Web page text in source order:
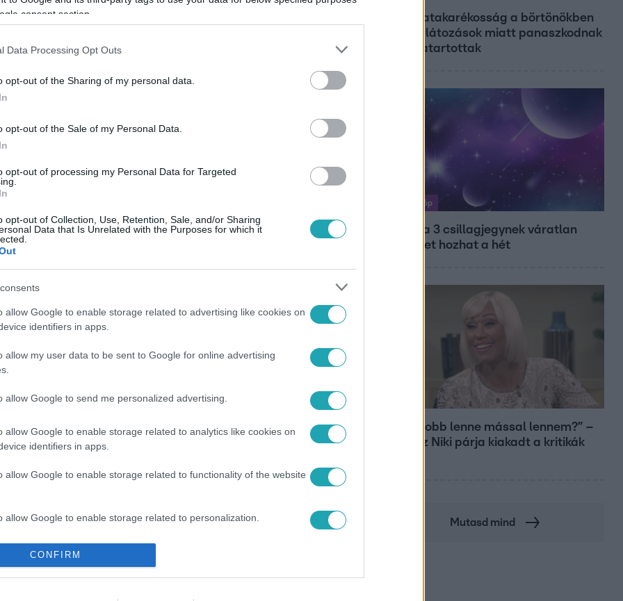
consent section.
Data Processing Opt Outs
opt-out of the Sharing of my personal data.
opt-out of the Sale of my Personal Data.
opt-out of processing my Personal Data for Targeted
opt-out of Collection, Use, Retention, Sale, and/or Sharing
Data that Is Unrelated with the Purposes for which it
allow Google to enable storage related to advertising like cookies on
identifiers in apps.
allow my user data to be sent to Google for online advertising
allow Google to send me personalized advertising.
allow Google to enable storage related to analytics like cookies on
identifiers in apps.
allow Google to enable storage related to functionality of the website
allow Google to enable storage related to personalization.
allow Google to enable storage related to security, including
functionality and fraud prevention, and other user protection.
CONFIRM
szállították az eszméletlen Biankát.
az orvosokkal, és kiderítse,
nem sok jó hírrel tudtak szolgálni...
legyen a Google-találatokban!
#DOKTOR #ROSSZ HÍR #TÚLADAGOLÁS DROG
Energiatakarékosság a börtönökben
is – korlátozások miatt panaszkodnak
a fogvatartottak
Horoszkóp
Ennek a 3 csillagjegynek váratlan
sikereket hozhat a hét
„Most jobb lenne mással lennem?” –
Gallusz Niki párja kiakadt a kritikák
Mutasd mind